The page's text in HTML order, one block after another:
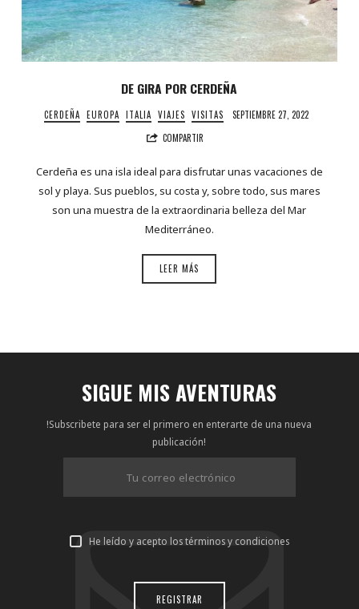
DE GIRA POR CERDEÑA
CERDEÑA EUROPA ITALIA VIAJES VISITAS
SEPTIEMBRE 27, 2022
COMPARTIR
Cerdeña es una isla ideal para disfrutar unas vacaciones de
sol y playa. Sus pueblos, su costa y, sobre todo, sus mares
son una muestra de la extraordinaria belleza del Mar
Mediterráneo.
LEER MÁS
SIGUE MIS AVENTURAS
!Subscribete para ser el primero en enterarte de una nueva
publicación!
He leído y acepto los términos y condiciones